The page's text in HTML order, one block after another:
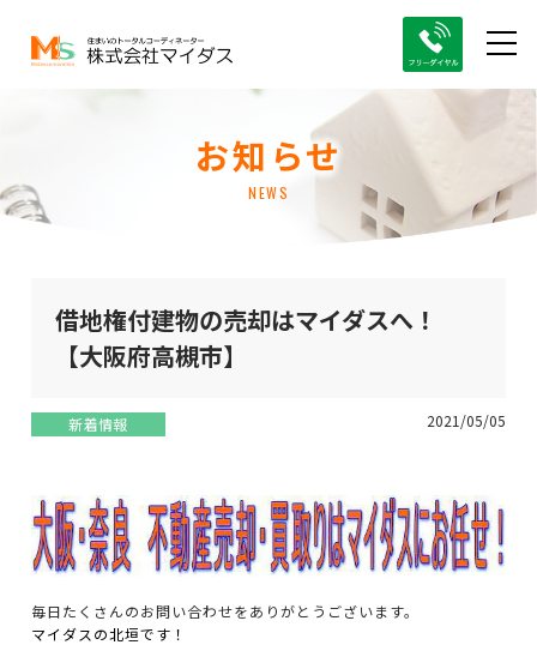
お知らせ
NEWS
借地権付建物の売却はマイダスへ！
【大阪府高槻市】
新着情報 2021/05/05
毎日たくさんのお問い合わせをありがとうございます。
マイダスの北垣です！